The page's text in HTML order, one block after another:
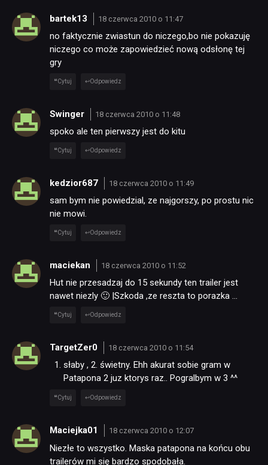
bartek13 18 czerwca 2010 o 11:47
no faktycznie zwiastun do niczego,bo nie pokazuję
niczego co może zapowiedzieć nową odsłonę tej
gry
Cytuj Odpowiedz
Swinger 18 czerwca 2010 o 11:48
spoko ale ten pierwszy jest do kitu
Cytuj Odpowiedz
kedzior687 18 czerwca 2010 o 11:49
sam bym nie powiedzial, ze najgorszy, po prostu nic
nie mowi.
Cytuj Odpowiedz
maciekan 18 czerwca 2010 o 11:52
Hut nie przesadzaj do 15 sekundy ten trailer jest
nawet niezly 🙂 |Szkoda ,ze reszta to porazka …
Cytuj Odpowiedz
TargetZer0 18 czerwca 2010 o 11:54
słaby , 2. świetny. Ehh akurat sobie gram w
Patapona 2 juz ktorys raz.. Pogralbym w 3 ^^
Cytuj Odpowiedz
Maciejka01 18 czerwca 2010 o 12:07
Niezłe to wszystko. Maska patapona na końcu obu
trailerów mi się bardzo spodobała.